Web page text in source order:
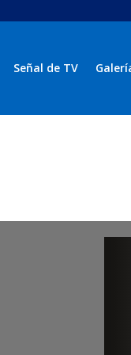
Señal de TV